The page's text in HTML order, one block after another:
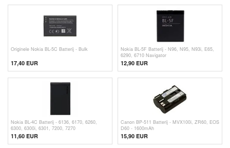
Originele Nokia BL-5C Batterij - Bulk
17,40 EUR
Nokia BL-5F Batterij - N96, N95, N93i, E65,
6290, 6710 Navigator
12,90 EUR
Nokia BL-4C Batterij - 6136, 6170, 6260,
6300, 6300i, 6301, 7200, 7270
11,60 EUR
Canon BP-511 Batterij - MVX100i, ZR60, EOS
D60 - 1600mAh
15,90 EUR